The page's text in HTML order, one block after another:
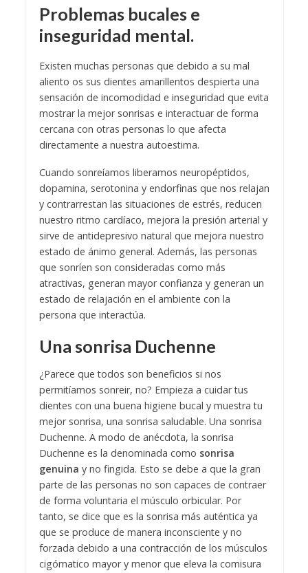
Problemas bucales e
inseguridad mental.
Existen muchas personas que debido a su mal
aliento os sus dientes amarillentos despierta una
sensación de incomodidad e inseguridad que evita
mostrar la mejor sonrisas e interactuar de forma
cercana con otras personas lo que afecta
directamente a nuestra autoestima.
Cuando sonreíamos liberamos neuropéptidos,
dopamina, serotonina y endorfinas que nos relajan
y contrarrestan las situaciones de estrés, reducen
nuestro ritmo cardíaco, mejora la presión arterial y
sirve de antidepresivo natural que mejora nuestro
estado de ánimo general. Además, las personas
que sonríen son consideradas como más
atractivas, generan mayor confianza y generan un
estado de relajación en el ambiente con la
persona que interactúa.
Una sonrisa Duchenne
¿Parece que todos son beneficios si nos
permitíamos sonreir, no? Empieza a cuidar tus
dientes con una buena higiene bucal y muestra tu
mejor sonrisa, una sonrisa saludable. Una sonrisa
Duchenne. A modo de anécdota, la sonrisa
Duchenne es la denominada como sonrisa
genuina y no fingida. Esto se debe a que la gran
parte de las personas no son capaces de contraer
de forma voluntaria el músculo orbicular. Por
tanto, se dice que es la sonrisa más auténtica ya
que se produce de manera inconsciente y no
forzada debido a una contracción de los músculos
cigómatico mayor y menor que eleva la comisura